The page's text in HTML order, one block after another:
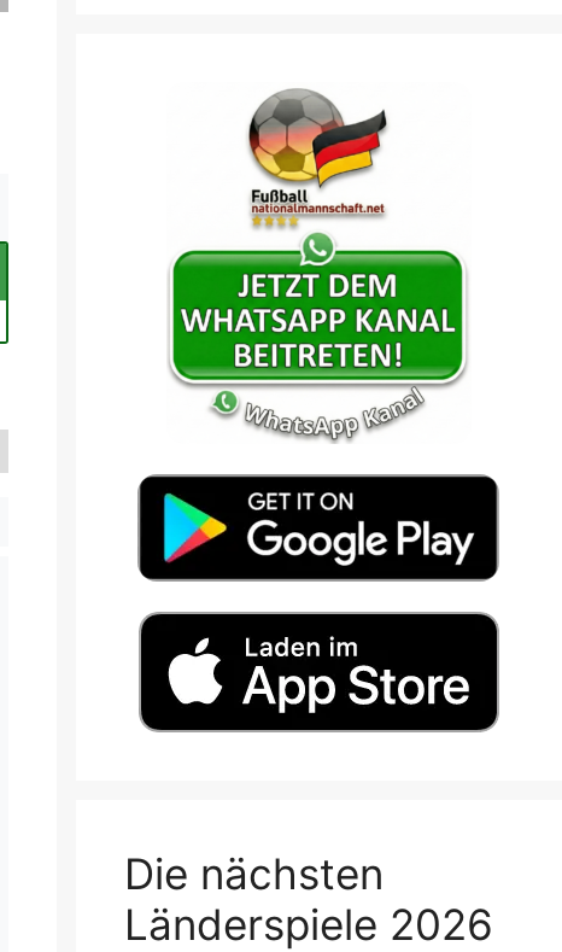
Die nächsten
Länderspiele 2026